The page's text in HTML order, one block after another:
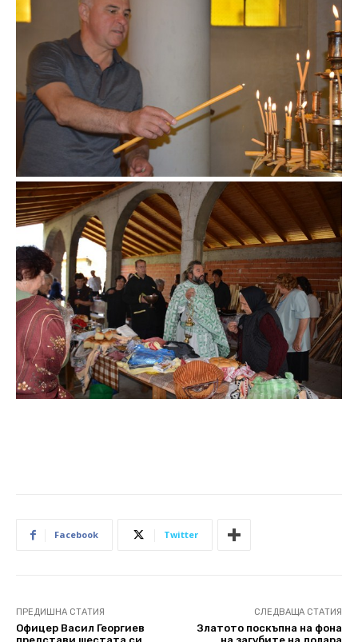
Facebook Twitter
ПРЕДИШНА СТАТИЯ
Офицер Васил Георгиев
СЛЕДВАЩА СТАТИЯ
Златото поскъпна на фона